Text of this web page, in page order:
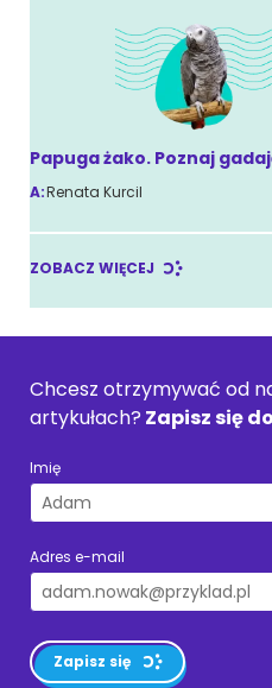
Papuga żako. Poznaj
A:Renata Kurcil
ZOBACZ WIĘCEJ
Chcesz otrzymywać od
artykułach? Zapisz się
Imię
Adres e-mail
Zapisz się